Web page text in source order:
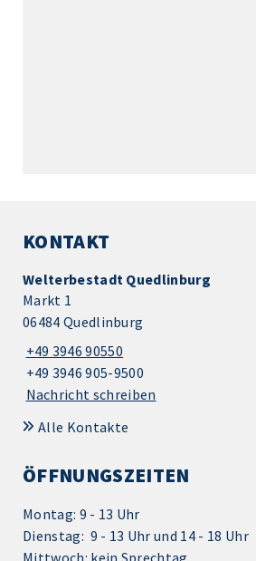
KONTAKT
Welterbestadt Quedlinburg
Markt 1
06484 Quedlinburg
+49 3946 90550
+49 3946 905-9500
Nachricht schreiben
Alle Kontakte
ÖFFNUNGSZEITEN
Montag: 9 - 13 Uhr
Dienstag: 9 - 13 Uhr und 14 - 18 Uhr